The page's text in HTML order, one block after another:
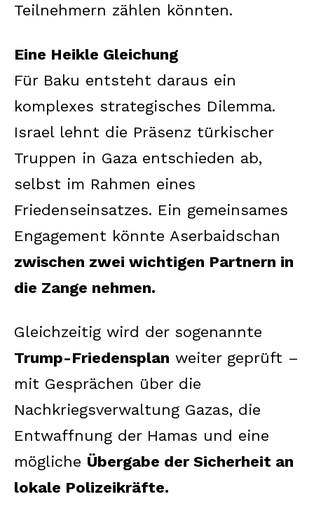
Teilnehmern zählen könnten.
Eine Heikle Gleichung
Für Baku entsteht daraus ein
komplexes strategisches Dilemma.
Israel lehnt die Präsenz türkischer
Truppen in Gaza entschieden ab,
selbst im Rahmen eines
Friedenseinsatzes. Ein gemeinsames
Engagement könnte Aserbaidschan
zwischen zwei wichtigen Partnern in
die Zange nehmen.
Gleichzeitig wird der sogenannte
Trump-Friedensplan weiter geprüft –
mit Gesprächen über die
Nachkriegsverwaltung Gazas, die
Entwaffnung der Hamas und eine
mögliche Übergabe der Sicherheit an
lokale Polizeikräfte.